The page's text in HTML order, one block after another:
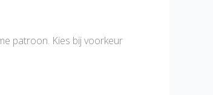
patroon. Kies bij voorkeur